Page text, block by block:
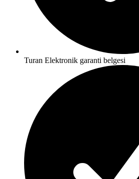
Turan Elektronik garanti belgesi